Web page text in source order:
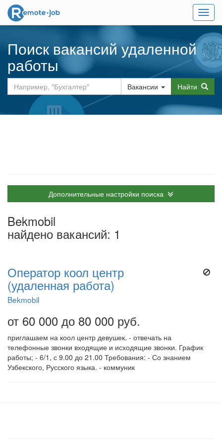
Меню
Поиск вакансий удаленной
работы
Вакансии Найти
Дополнительные настройки поиска
Bekmobil
найдено вакансий: 1
Оператор коол центр
(удаленная работа)
Bekmobil
от 60 000 до 80 000 руб.
приглашаем на коол центр девушек. - отвечать на
телефонные звонки входящие и исходящие звонки. График
работы; - 6/1, с 9.00 до 21.00 Требования: - Со знанием
Узбекского, Русского языка. - коммуник